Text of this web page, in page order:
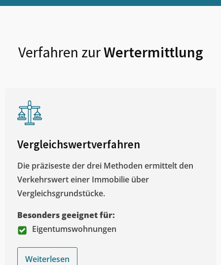
Verfahren zurWertermittlung
Vergleichswertverfahren
Die präziseste der drei Methoden ermittelt den
Verkehrswert einer Immobilie über
Vergleichsgrundstücke.
Besonders geeignet für:
Eigentumswohnungen
Weiterlesen